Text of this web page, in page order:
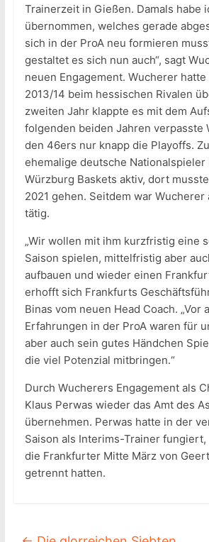
Trainerzeit in Gießen. Damals habe
übernommen, welches gerade
sich in der ProA neu formieren
gestaltet es sich nun auch“, sagt
neuen Engagement. Wucherer hatte
2013/14 beim hessischen Rivalen
zweiten Jahr klappte es mit dem
folgenden beiden Jahren verpasste
den 46ers nur knapp die Playoffs.
ehemalige deutsche Nationalspieler
Würzburg Baskets aktiv, dort
2021 gehen. Seitdem war Wucherer
tätig.
„Wir wollen mit ihm kurzfristig eine
Saison spielen, mittelfristig aber
aufbauen und wieder einen
erhofft sich Frankfurts
Binas vom neuen Head Coach. „Vor
Erfahrungen in der ProA waren für
aber auch sein gutes Händchen
die viel Potenzial mitbringen.“
Durch Wucherers Engagement als
Klaus Perwas wieder das Amt des
übernehmen. Perwas hatte in der
Saison als Interims-Trainer fungiert,
die Frankfurter Mitte März von
getrennt hatten.